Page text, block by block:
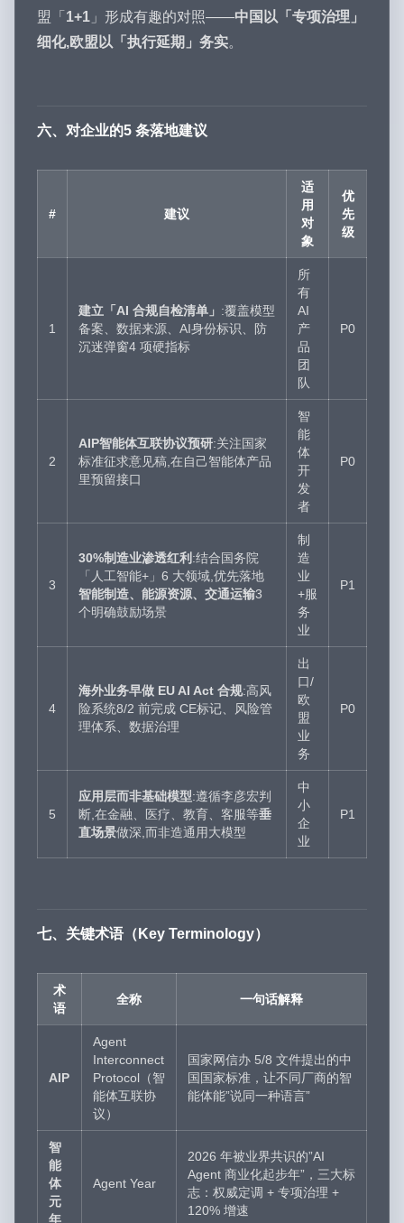
盟「 1+1 」形成有趣的对照——中国以「专项治理」
细化,欧盟以「执行延期」务实。
六、对企业的5 条落地建议
# 建议
适
用
对
象
优
先
级
1
建立「AI 合规自检清单」 :覆盖模型
备案、数据来源、AI身份标识、防
沉迷弹窗4 项硬指标
所
有
AI
产
品
团
队
P0
2
AIP智能体互联协议预研:关注国家
标准征求意见稿,在自己智能体产品
里预留接口
智
能
体
开
发
者
P0
3
30%制造业渗透红利 :结合国务院
「人工智能+」6 大领域,优先落地
智能制造、能源资源、交通运输3
个明确鼓励场景
制
造
业
+服
务
业
P1
4
海外业务早做 EU AI Act 合规:高风
险系统8/2 前完成 CE标记、风险管
理体系、数据治理
出
口/
欧
盟
业
务
P0
5
应用层而非基础模型:遵循李彦宏判
断,在金融、医疗、教育、客服等垂
直场景做深,而非造通用大模型
中
小
企
业
P1
七、关键术语（Key Terminology）
术
语
全称 一句话解释
AIP
Agent
Interconnect
Protocol（智
能体互联协
议）
国家网信办 5/8 文件提出的中
国国家标准，让不同厂商的智
能体能”说同一种语言”
智
能
体
元
年
Agent Year
2026 年被业界共识的”AI
Agent 商业化起步年”，三大标
志：权威定调 + 专项治理 +
120% 增速